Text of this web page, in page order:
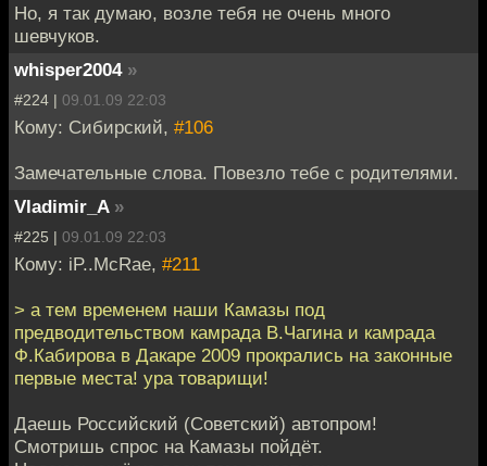
Но, я так думаю, возле тебя не очень много
шевчуков.
whisper2004 »
#224 | 09.01.09 22:03
Кому: Сибирский, #106
Замечательные слова. Повезло тебе с родителями.
Vladimir_A »
#225 | 09.01.09 22:03
Кому: iP..McRae, #211
> а тем временем наши Камазы под
предводительством камрада В.Чагина и камрада
Ф.Кабирова в Дакаре 2009 прокрались на законные
первые места! ура товарищи!
Даешь Российский (Советский) автопром!
Смотришь спрос на Камазы пойдёт.